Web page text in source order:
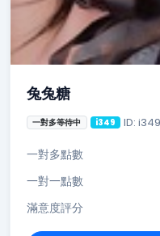
兔兔糖
一對多等待中 i349 ID:
一對多點數
一對一點數
滿意度評分